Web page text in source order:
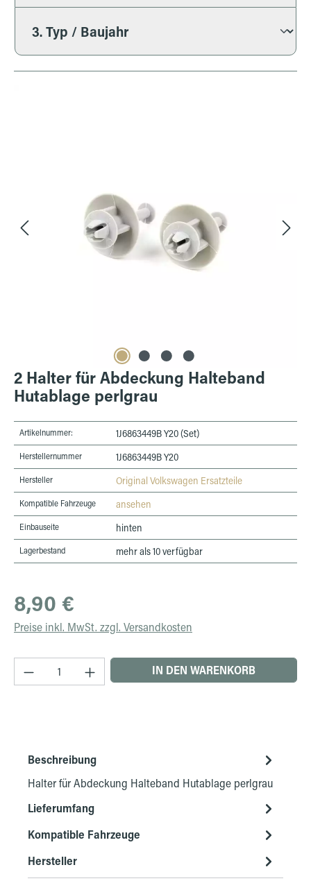
2 Halter für Abdeckung Halteband
Hutablage perlgrau
Artikelnummer: 1J6863449B Y20 (Set)
Herstellernummer 1J6863449B Y20
Hersteller Original Volkswagen Ersatzteile
Kompatible Fahrzeuge ansehen
Einbauseite hinten
Lagerbestand mehr als 10 verfügbar
Regulärer Preis:
8,90 €
Preise inkl. MwSt. zzgl. Versandkosten
Produkt Anzahl: Gib den gewünschten Wert
IN DEN WARENKORB
Beschreibung
Halter für Abdeckung Halteband Hutablage perlgrau
Lieferumfang
Kompatible Fahrzeuge
Hersteller